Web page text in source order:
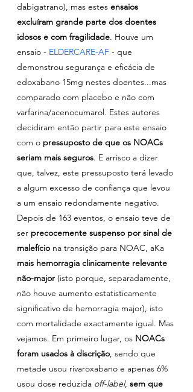
dabigatrano), mas estes ensaios
excluíram grande parte dos doentes
idosos e com fragilidade. Houve um
ensaio - ELDERCARE-AF - que
demonstrou segurança e eficácia de
edoxabano 15mg nestes doentes...mas
comparado com placebo e não com
varfarina/acenocumarol. Estes autores
decidiram então partir para este ensaio
com o pressuposto de que os NOACs
seriam mais seguros. E arrisco a dizer
que, talvez, este pressuposto terá levado
a algum excesso de confiança que levou
a um ensaio redondamente negativo.
Depois de 163 eventos, o ensaio teve de
ser precocemente suspenso por sinal de
malefício na transição para NOAC, aKa
mais hemorragia clinicamente relevante
não-major (isto porque, separadamente,
não houve aumento estatisticamente
significativo de hemorragia major), isto
com mortalidade exactamente igual. Mas
vejamos. Em primeiro lugar, os NOACs
foram usados à discrição, sendo que
metade usou rivaroxabano e apenas 6%
usou dose reduzida off-label, sem que